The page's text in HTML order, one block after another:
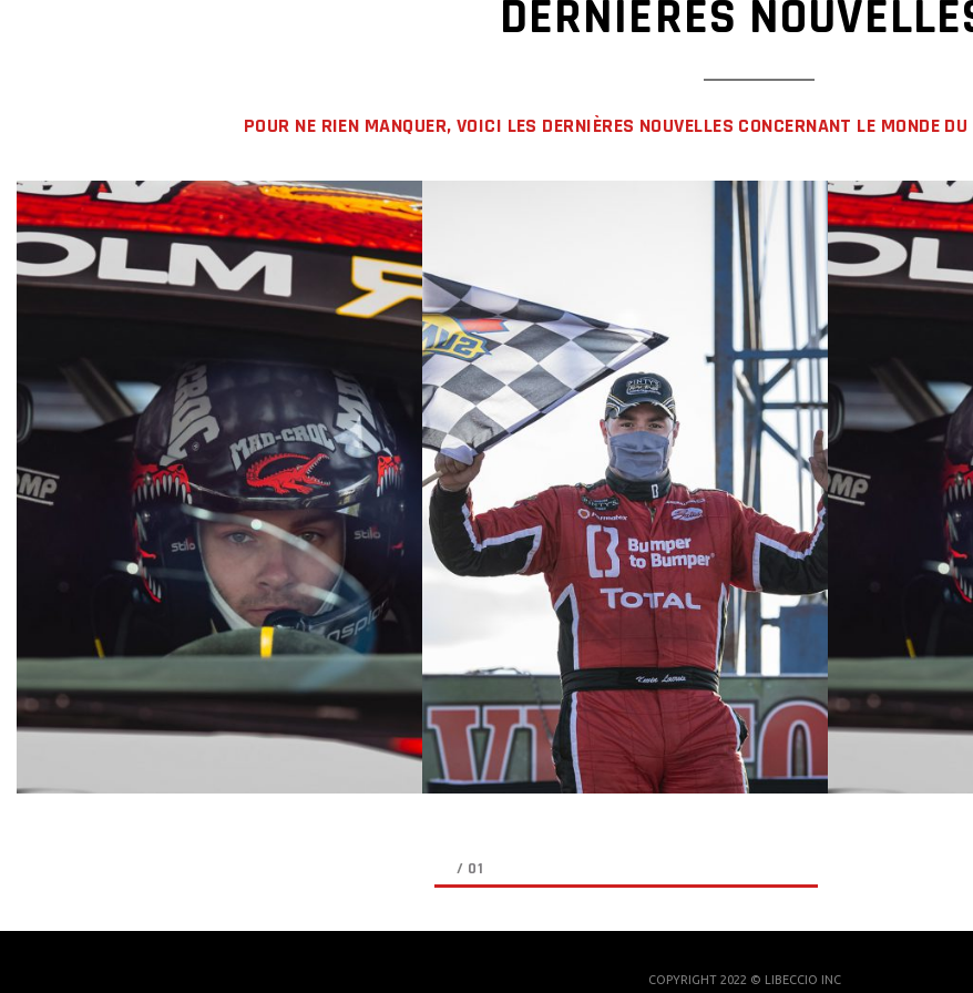
DERNIÈRES
POUR NE RIEN MANQUER, VOICI LES DERNIÈRES NOUVELLES CONCERNANT LE MONDE
LIRE LA SUITE
LIRE LA SUITE
LIRE LA SUITE
COPYRIGHT 2022 © LIBECCIO INC